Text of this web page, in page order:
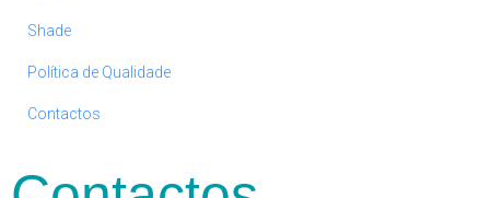
Shade
Política de Qualidade
Contactos